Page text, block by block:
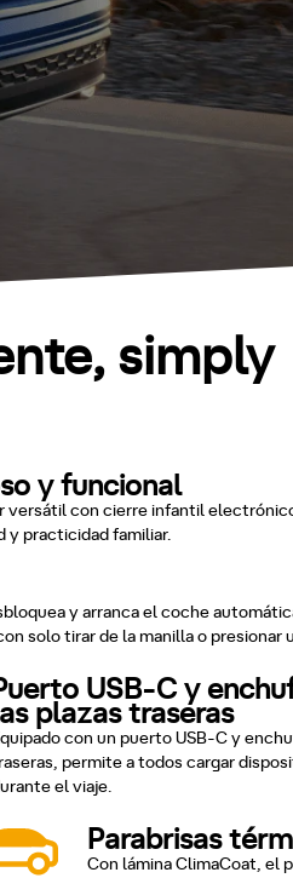
simply
y funcional
versátil con cierre infantil
y practicidad familiar.
y arranca el coche
solo tirar de la manilla o presionar
USB-C y
plazas traseras
con un puerto USB-C y
permite a todos cargar
el viaje.
Parabrisas
Con lámina ClimaCoat, el